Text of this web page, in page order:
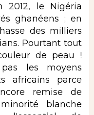
le Nigéria
ghanéens ; en
des milliers
Pourtant tout
de peau !
les moyens
africains parce
remise de
blanche